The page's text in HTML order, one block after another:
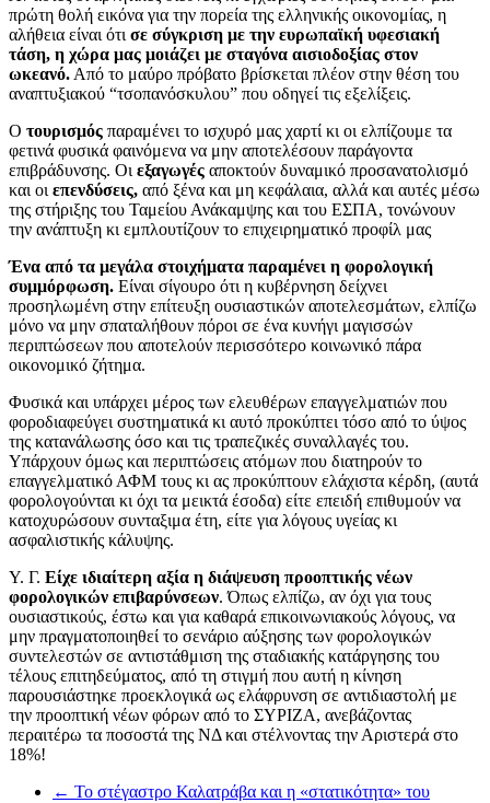
πρώτη θολή εικόνα για την πορεία της ελληνικής οικονομίας, η
αλήθεια είναι ότι σε σύγκριση με την ευρωπαϊκή υφεσιακή
τάση, η χώρα μας μοιάζει με σταγόνα αισιοδοξίας στον
ωκεανό. Από το μαύρο πρόβατο βρίσκεται πλέον στην θέση του
αναπτυξιακού “τσοπανόσκυλου” που οδηγεί τις εξελίξεις.
Ο τουρισμός παραμένει το ισχυρό μας χαρτί κι οι ελπίζουμε τα
φετινά φυσικά φαινόμενα να μην αποτελέσουν παράγοντα
επιβράδυνσης. Οι εξαγωγές αποκτούν δυναμικό προσανατολισμό
και οι επενδύσεις, από ξένα και μη κεφάλαια, αλλά και αυτές μέσω
της στήριξης του Ταμείου Ανάκαμψης και του ΕΣΠΑ, τονώνουν
την ανάπτυξη κι εμπλουτίζουν το επιχειρηματικό προφίλ μας
Ένα από τα μεγάλα στοιχήματα παραμένει η φορολογική
συμμόρφωση. Είναι σίγουρο ότι η κυβέρνηση δείχνει
προσηλωμένη στην επίτευξη ουσιαστικών αποτελεσμάτων, ελπίζω
μόνο να μην σπαταλήθουν πόροι σε ένα κυνήγι μαγισσών
περιπτώσεων που αποτελούν περισσότερο κοινωνικό πάρα
οικονομικό ζήτημα.
Φυσικά και υπάρχει μέρος των ελευθέρων επαγγελματιών που
φοροδιαφεύγει συστηματικά κι αυτό προκύπτει τόσο από το ύψος
της κατανάλωσης όσο και τις τραπεζικές συναλλαγές του.
Υπάρχουν όμως και περιπτώσεις ατόμων που διατηρούν το
επαγγελματικό ΑΦΜ τους κι ας προκύπτουν ελάχιστα κέρδη, (αυτά
φορολογούνται κι όχι τα μεικτά έσοδα) είτε επειδή επιθυμούν να
κατοχυρώσουν συνταξιμα έτη, είτε για λόγους υγείας κι
ασφαλιστικής κάλυψης.
Υ. Γ. Είχε ιδιαίτερη αξία η διάψευση προοπτικής νέων
φορολογικών επιβαρύνσεων. Όπως ελπίζω, αν όχι για τους
ουσιαστικούς, έστω και για καθαρά επικοινωνιακούς λόγους, να
μην πραγματοποιηθεί το σενάριο αύξησης των φορολογικών
συντελεστών σε αντιστάθμιση της σταδιακής κατάργησης του
τέλους επιτηδεύματος, από τη στιγμή που αυτή η κίνηση
παρουσιάστηκε προεκλογικά ως ελάφρυνση σε αντιδιαστολή με
την προοπτική νέων φόρων από το ΣΥΡΙΖΑ, ανεβάζοντας
περαιτέρω τα ποσοστά της ΝΔ και στέλνοντας την Αριστερά στο
18%!
← Το στέγαστρο Καλατράβα και η «στατικότητα» του